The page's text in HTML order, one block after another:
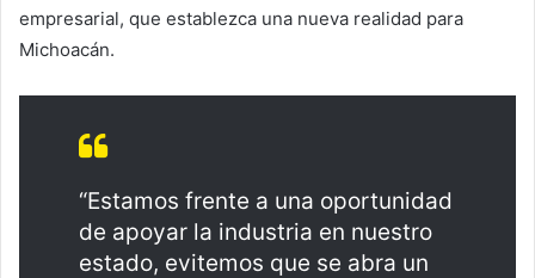
empresarial, que establezca una nueva realidad para
Michoacán.
“Estamos frente a una oportunidad
de apoyar la industria en nuestro
estado, evitemos que se abra un